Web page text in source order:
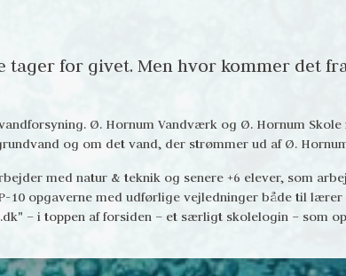
tager for givet. Men hvor kommer det
Ø. Hornum Vandværk og Ø. Hornum
og om det vand, der strømmer ud af Ø.
med natur & teknik og senere +6 elever, som
10 opgaverne med udførlige vejledninger både til
– i toppen af forsiden – et særligt skolelogin – som